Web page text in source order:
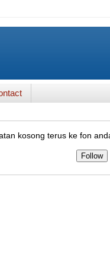
kosong terus ke fon